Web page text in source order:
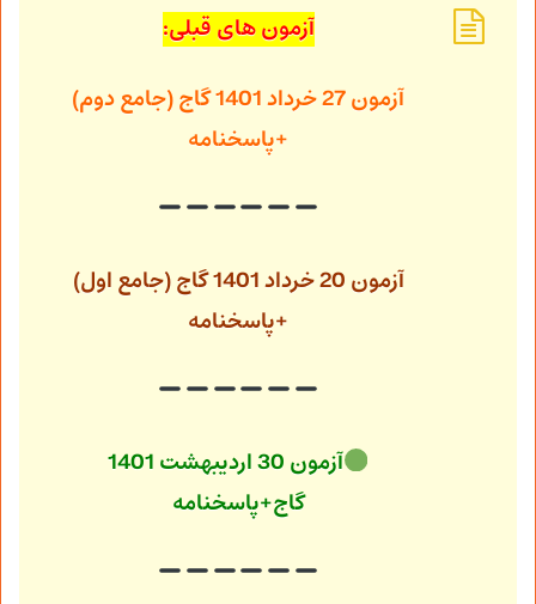
آزمون های قبلی:
آزمون 27 خرداد 1401 گاج (جامع دوم)
+پاسخنامه
آزمون 20 خرداد 1401 گاج (جامع اول)
+پاسخنامه
آزمون 30 اردیبهشت 1401
گاج+پاسخنامه